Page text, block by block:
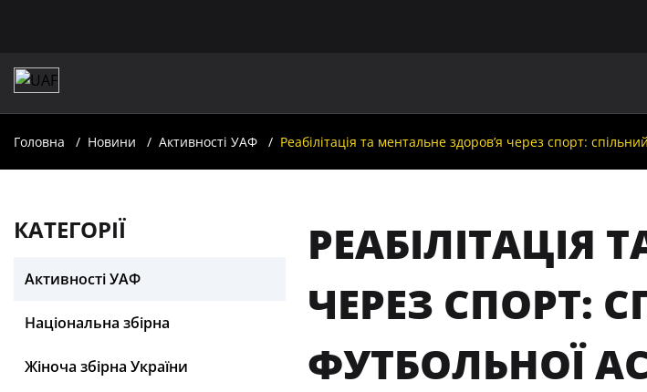
Головна Новини Активності УАФ Реабілітація та ментальне здоровʼя через спорт:
КАТЕГОРІЇ
Активності УАФ
Національна збірна
Жіноча збірна України
РЕАБІЛІТАЦІЯ
ЧЕРЕЗ СПОРТ:
ФУТБОЛЬНОЇ